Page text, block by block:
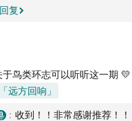
复
于鸟类环志可以听听这一期 💛
远方回响」
: 收到！！非常感谢推荐！！